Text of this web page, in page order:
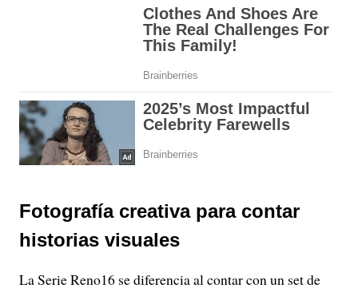
Fotografía creativa para contar
historias visuales
La Serie Reno16 se diferencia al contar con un set de